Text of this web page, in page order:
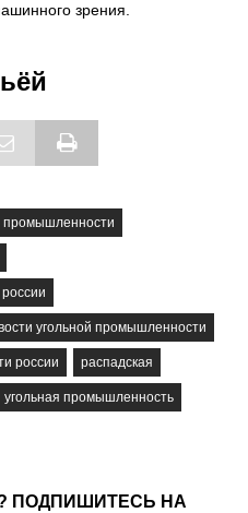
зрения.
промышленности
угольной промышленности
россии распадская
угольная промышленность
ПОДПИШИТЕСЬ НА